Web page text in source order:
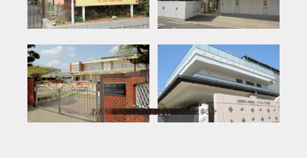
市立汐路小学校／徒歩10分
市立汐路中学校／徒歩12分
名古屋市立大学（川澄キャンパス）／徒歩5分
市立向陽高等学校／徒歩13分
みずほ白百合保育園／徒歩5分
享栄幼稚園／徒歩7分
みずほが丘幼稚園／徒歩6分
とうえい保育園／徒歩6分